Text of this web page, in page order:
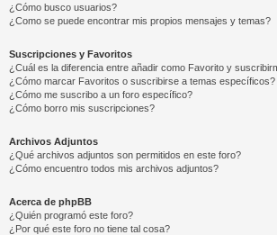
¿Cómo busco usuarios?
¿Como se puede encontrar mis propios mensajes y temas?
Suscripciones y Favoritos
¿Cuál es la diferencia entre añadir como Favorito y
¿Cómo marcar Favoritos o suscribirse a temas específicos?
¿Cómo me suscribo a un foro específico?
¿Cómo borro mis suscripciones?
Archivos Adjuntos
¿Qué archivos adjuntos son permitidos en este foro?
¿Cómo encuentro todos mis archivos adjuntos?
Acerca de phpBB
¿Quién programó este foro?
¿Por qué este foro no tiene tal cosa?